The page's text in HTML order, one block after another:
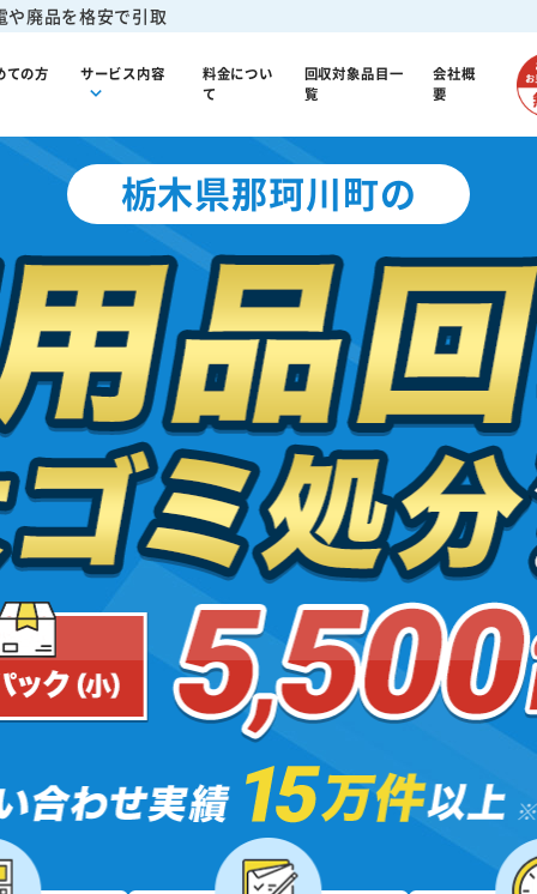
や廃品を格安で引取
ての方 サービス内容
料金につい
て
回収対象品目一
覧
会社概
要
栃木県那珂川町の